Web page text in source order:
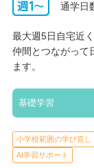
す。 さらに、国
す。これにより、
力」や「仮説思考
にわたって役立つ
肢もあるため、
り添いサポートし
通学日
最大週5日自宅近
仲間とつながって
ます。
基礎学習
小学校範囲の学び直し
AI学習サポート